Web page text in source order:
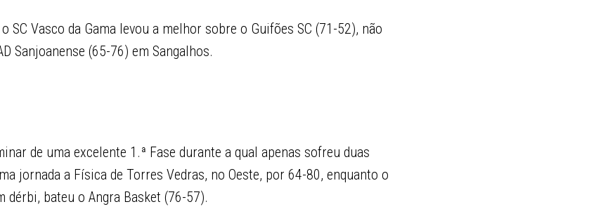
SC Vasco da Gama levou a melhor sobre o Guifões SC (71-52), não
Sanjoanense (65-76) em Sangalhos.
de uma excelente 1.ª Fase durante a qual apenas sofreu duas
jornada a Física de Torres Vedras, no Oeste, por 64-80, enquanto o
dérbi, bateu o Angra Basket (76-57).